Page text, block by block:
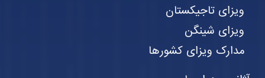
ویزای تاجیکستان
ویزای شینگن
مدارک ویزای کشورها